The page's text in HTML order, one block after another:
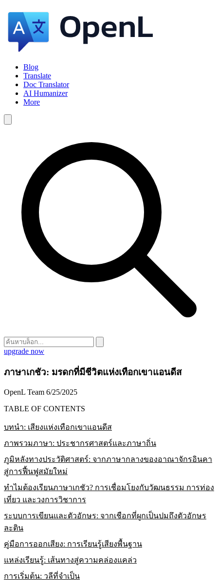
Blog
Translate
Doc Translator
AI Humanizer
More
upgrade now
ภาษาเกชัว: มรดกที่มีชีวิตแห่งเทือกเขาแอนดีส
OpenL Team 6/25/2025
TABLE OF CONTENTS
บทนำ: เสียงแห่งเทือกเขาแอนดีส
ภาพรวมภาษา: ประชากรศาสตร์และภาษาถิ่น
ภูมิหลังทางประวัติศาสตร์: จากภาษากลางของอาณาจักรอินคา
สู่การฟื้นฟูสมัยใหม่
ทำไมต้องเรียนภาษาเกชัว? การเชื่อมโยงกับวัฒนธรรม การท่อง
เที่ยว และวงการวิชาการ
ระบบการเขียนและตัวอักษร: จากเชือกที่ผูกเป็นปมถึงตัวอักษร
ละติน
คู่มือการออกเสียง: การเรียนรู้เสียงพื้นฐาน
แหล่งเรียนรู้: เส้นทางสู่ความคล่องแคล่ว
การเริ่มต้น: วลีที่จำเป็น